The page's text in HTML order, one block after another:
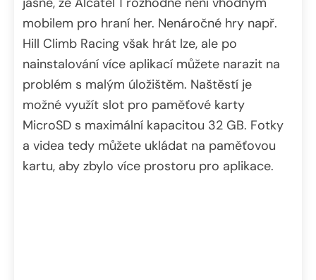
mobilem pro hraní her. Nenáročné hry např.
Hill Climb Racing však hrát lze, ale po
nainstalování více aplikací můžete narazit na
problém s malým úložištěm. Naštěstí je
možné využít slot pro paměťové karty
MicroSD s maximální kapacitou 32 GB. Fotky
a videa tedy můžete ukládat na paměťovou
kartu, aby zbylo více prostoru pro aplikace.